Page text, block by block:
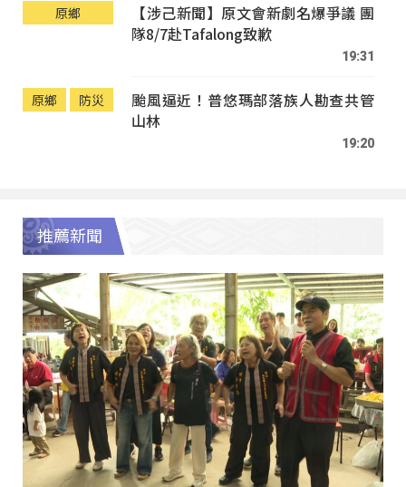
原鄉
【涉己新聞】原文會新劇名爆爭議 團
隊8/7赴Tafalong致歉
19:31
原鄉 防災
颱風逼近！普悠瑪部落族人勘查共管
山林
19:20
推薦新聞